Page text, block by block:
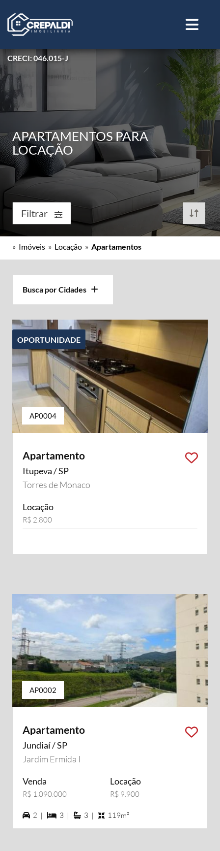
CRECI: 046.015-J
APARTAMENTOS PARA
LOCAÇÃO
Filtrar
» Imóveis » Locação » Apartamentos
Busca por Cidades
OPORTUNIDADE
AP0004
Apartamento
Itupeva / SP
Torres de Monaco
Locação
R$ 2.800
AP0002
Apartamento
Jundiaí / SP
Jardim Ermida I
Venda
R$ 1.090.000
Locação
R$ 9.900
2 vagas na garagem
2 | 3 dormiórios
3 | 3 suítes
3 | 119m²